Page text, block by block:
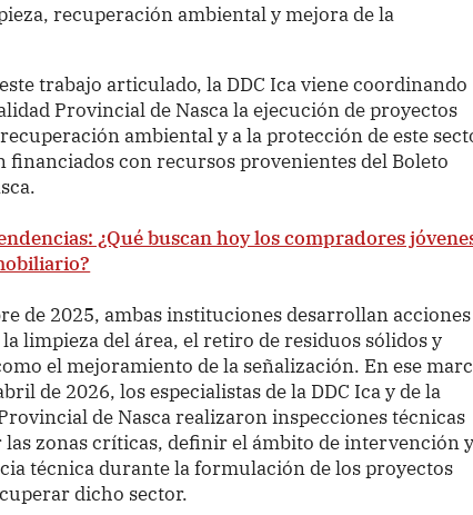
recuperación ambiental y mejora de la
trabajo articulado, la DDC Ica viene coordinando
Provincial de Nasca la ejecución de proyectos
ambiental y a la protección de este
financiados con recursos provenientes del Boleto
¿Qué buscan hoy los compradores
de 2025, ambas instituciones desarrollan acciones
limpieza del área, el retiro de residuos sólidos y
el mejoramiento de la señalización. En ese
de 2026, los especialistas de la DDC Ica y de la
de Nasca realizaron inspecciones técnicas
zonas críticas, definir el ámbito de intervención y
técnica durante la formulación de los proyectos
dicho sector.